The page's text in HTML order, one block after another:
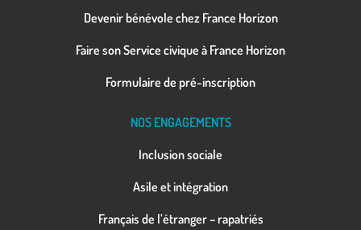
Devenir bénévole chez France Horizon
Faire son Service civique à France Horizon
Formulaire de pré-inscription
NOS ENGAGEMENTS
Inclusion sociale
Asile et intégration
Français de l’étranger – rapatriés